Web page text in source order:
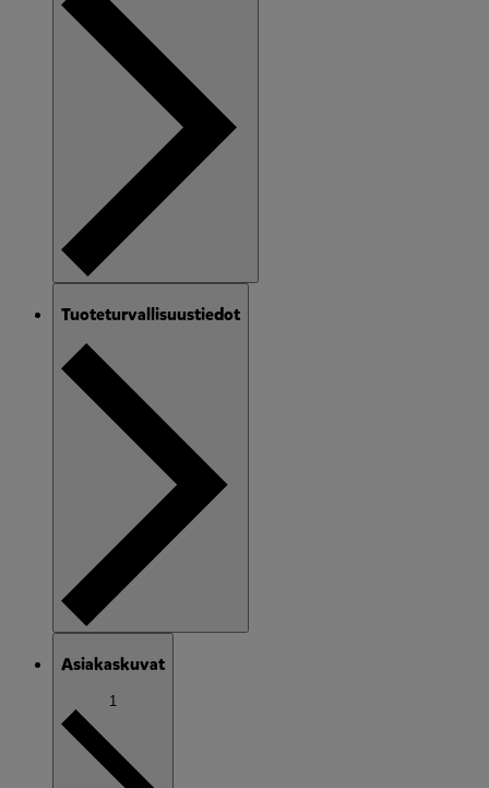
Tuoteturvallisuustiedot
Asiakaskuvat
1